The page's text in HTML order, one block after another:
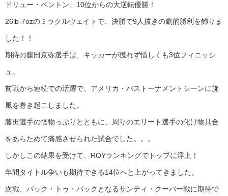
ドリュー・ベントン、10位からの大逆転優勝！
26lb-7ozのミラクルウェイトで、決勝で9人抜きの劇的勝利を飾りま
した！！
期待の藤田京弥選手は、キッカーが獲れず惜しくも3位フィニッシ
ュ。
前戦から連続での活躍で、アメリカ・バストーナメントシーンに旋
風を巻き起こしました。
藤田選手の怪物っぷりとともに、周りのエリート選手の化け物具合
をあらためて痛感させられた試合でした。。。
しかしこの結果を受けて、ROYランキングでトップに浮上！
年間タイトル争いも期待できる14位へと上がってきました。
次戦、バック・トゥ・バックとなるサンティ・クーパー戦に期待で